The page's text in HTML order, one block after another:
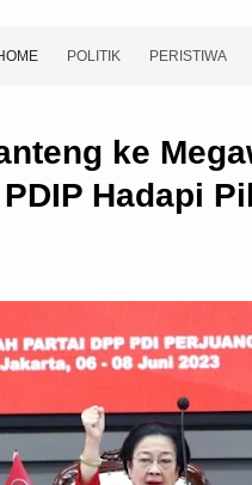
POLITIK PERISTIWA
ke
Hadapi